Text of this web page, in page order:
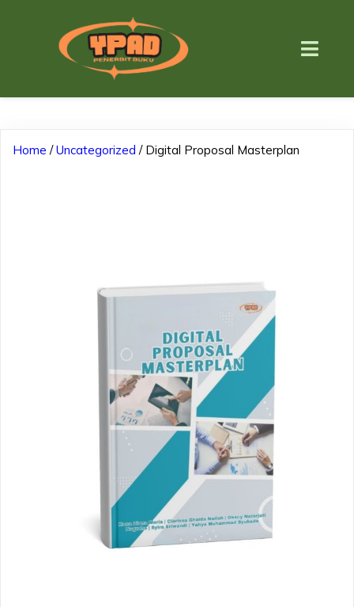
Home /Uncategorized / Digital Proposal Masterplan